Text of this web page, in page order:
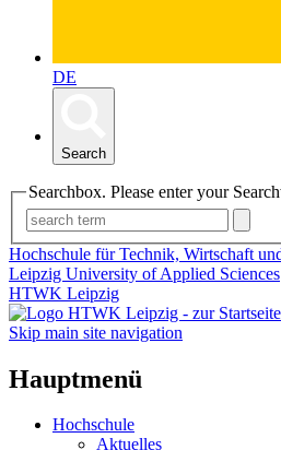
DE
Search
Searchbox. Please enter your
Hochschule für Technik, Wirtschaft
Leipzig University of Applied Sciences
HTWK Leipzig
Skip main site navigation
Hauptmenü
Hochschule
Aktuelles